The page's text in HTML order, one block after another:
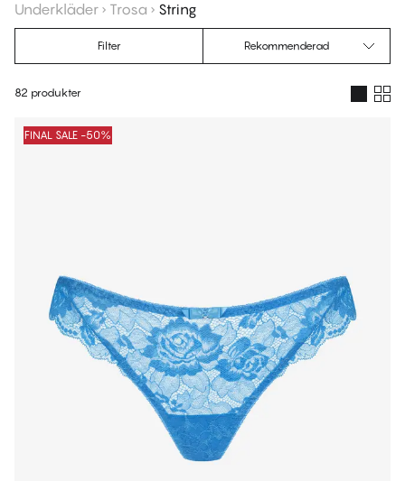
Underkläder Trosa String
Filter Rekommenderad
82 produkter
Produkter
FINAL SALE -50%